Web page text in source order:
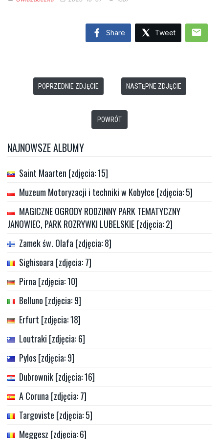
Share Tweet mail
POPRZEDNIE ZDJĘCIE NASTĘPNE ZDJĘCIE
POWRÓT
NAJNOWSZE ALBUMY
Saint Maarten [zdjęcia: 15]
Muzeum Motoryzacji i techniki w Kobyłce [zdjęcia: 5]
MAGICZNE OGRODY RODZINNY PARK TEMATYCZNY
JANOWIEC, PARK ROZRYWKI LUBELSKIE [zdjęcia: 2]
Zamek św. Olafa [zdjęcia: 8]
Sighisoara [zdjęcia: 7]
Pirna [zdjęcia: 10]
Belluno [zdjęcia: 9]
Erfurt [zdjęcia: 18]
Loutraki [zdjęcia: 6]
Pylos [zdjęcia: 9]
Dubrownik [zdjęcia: 16]
A Coruna [zdjęcia: 7]
Targoviste [zdjęcia: 5]
Meggesz [zdjęcia: 6]